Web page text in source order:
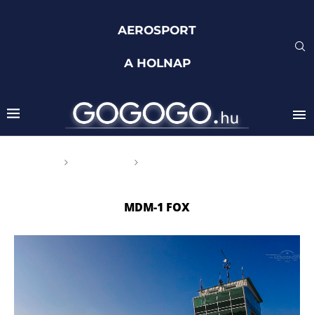
AEROSPORT
A HOLNAP
MDM-1 FOX